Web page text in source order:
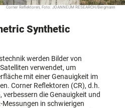
Corner Reflektoren, Foto: JOANNEUM RESEARCH/Bergmann
Synthetic
werden Bilder von
verwendet, um
mit einer Genauigkeit im
Corner Reflektoren (CR), d.h.
verbessern die Genauigkeit und
in schwierigen